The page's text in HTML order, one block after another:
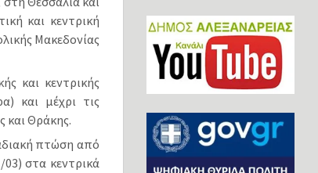
και κεντρική
Μακεδονίας
και κεντρικής
και μέχρι τις
και Θράκης.
πτώση από
στα κεντρικά